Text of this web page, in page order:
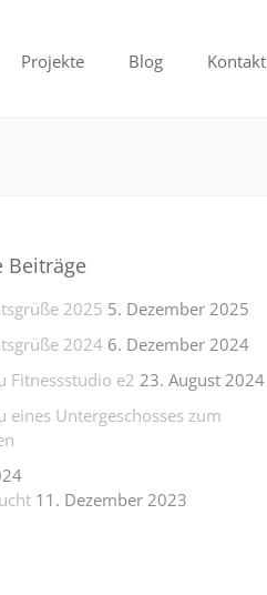
Projekte Blog Kontakt
Beiträge
2025 5. Dezember 2025
2024 6. Dezember 2024
Fitnessstudio e2 23. August 2024
eines Untergeschosses zum
11. Dezember 2023